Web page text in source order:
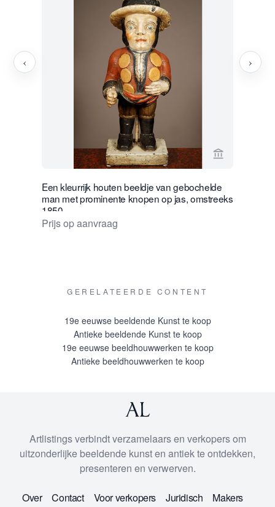
Bekijk
Een kleurrijk houten beeldje van gebochelde
man met prominente knopen op jas, omstreeks
1850
Prijs op aanvraag
‹ ›
GERELATEERDE CONTENT
19e eeuwse beeldende Kunst te koop
Antieke beeldende Kunst te koop
19e eeuwse beeldhouwwerken te koop
Antieke beeldhouwwerken te koop
Artlistings verbindt verzamelaars en verkopers om
uitzonderlijke beeldende kunst en antiek te ontdekken,
presenteren en verwerven.
Over Contact Voor verkopers Juridisch Makers